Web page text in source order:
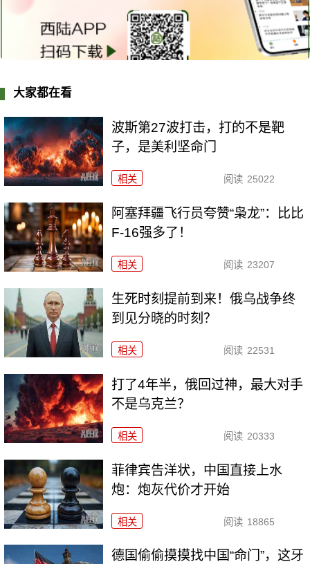
大家都在看
波斯第27波打击，打的不是靶
子，是美利坚命门
相关 阅读 25022
阿塞拜疆飞行员夸赞“枭龙”：比比
F-16强多了！
相关 阅读 23207
生死时刻提前到来！俄乌战争终
到见分晓的时刻？
相关 阅读 22531
打了4年半，俄回过神，最大对手
不是乌克兰？
相关 阅读 20333
菲律宾告洋状，中国直接上水
炮：炮灰代价才开始
相关 阅读 18865
德国偷偷摸摸找中国“命门”，这牙